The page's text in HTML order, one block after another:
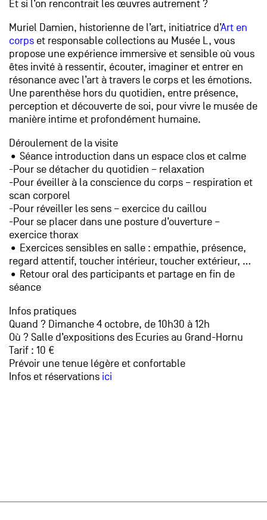
Et si l’on rencontrait les œuvres autrement ?
Muriel Damien, historienne de l’art, initiatrice d’Art en
corps et responsable collections au Musée L, vous
propose une expérience immersive et sensible où vous
êtes invité à ressentir, écouter, imaginer et entrer en
résonance avec l’art à travers le corps et les émotions.
Une parenthèse hors du quotidien, entre présence,
perception et découverte de soi, pour vivre le musée de
manière intime et profondément humaine.
Déroulement de la visite
• Séance introduction dans un espace clos et calme
-Pour se détacher du quotidien – relaxation
-Pour éveiller à la conscience du corps – respiration et
scan corporel
-Pour réveiller les sens – exercice du caillou
-Pour se placer dans une posture d’ouverture –
exercice thorax
• Exercices sensibles en salle : empathie, présence,
regard attentif, toucher intérieur, toucher extérieur, …
• Retour oral des participants et partage en fin de
séance
Infos pratiques
Quand ? Dimanche 4 octobre, de 10h30 à 12h
Où ? Salle d’expositions des Ecuries au Grand-Hornu
Tarif : 10 €
Prévoir une tenue légère et confortable
Infos et réservations ici